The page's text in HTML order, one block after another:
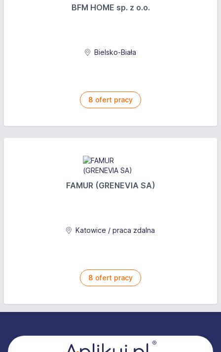
BFM HOME sp. z o.o.
Bielsko-Biała
8 ofert pracy
FAMUR (GRENEVIA SA)
Katowice / praca zdalna
8 ofert pracy